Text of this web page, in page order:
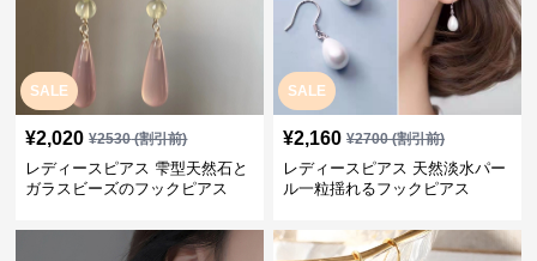
SALE
¥2,020 ¥2530(割引前)
レディースピアス 雫型天然石と
ガラスビーズのフックピアス
SALE
¥2,160 ¥2700(割引前)
レディースピアス 天然淡水パー
ル一粒揺れるフックピアス